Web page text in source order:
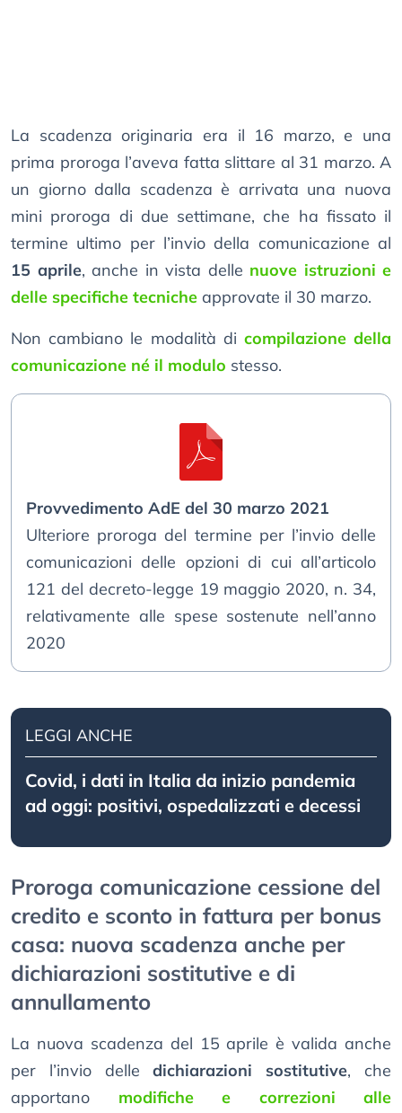
La scadenza originaria era il 16 marzo, e una
prima proroga l’aveva fatta slittare al 31 marzo. A
un giorno dalla scadenza è arrivata una nuova
mini proroga di due settimane, che ha fissato il
termine ultimo per l’invio della comunicazione al
15 aprile, anche in vista delle nuove istruzioni e
delle specifiche tecniche approvate il 30 marzo.
Non cambiano le modalità di compilazione della
comunicazione né il modulo stesso.
Provvedimento AdE del 30 marzo 2021
Ulteriore proroga del termine per l’invio delle
comunicazioni delle opzioni di cui all’articolo
121 del decreto-legge 19 maggio 2020, n. 34,
relativamente alle spese sostenute nell’anno
2020
LEGGI ANCHE
Covid, i dati in Italia da inizio pandemia
ad oggi: positivi, ospedalizzati e decessi
Proroga comunicazione cessione del
credito e sconto in fattura per bonus
casa: nuova scadenza anche per
dichiarazioni sostitutive e di
annullamento
La nuova scadenza del 15 aprile è valida anche
per l’invio delledichiarazioni sostitutive, che
apportano modifiche e correzioni alle